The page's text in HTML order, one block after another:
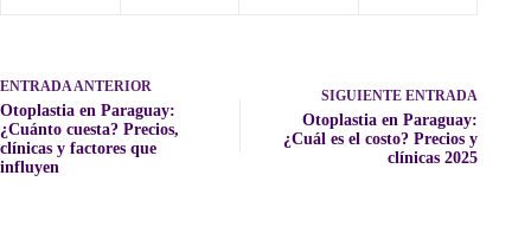
ENTRADA ANTERIOR
Otoplastia en Paraguay:
¿Cuánto cuesta? Precios,
clínicas y factores que
influyen
SIGUIENTEENTRADA
Otoplastia en Paraguay:
¿Cuál es el costo? Precios y
clínicas 2025